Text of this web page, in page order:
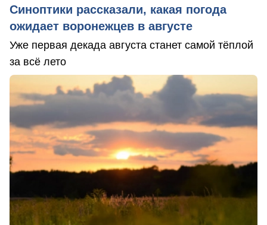
Синоптики рассказали, какая погода
ожидает воронежцев в августе
Уже первая декада августа станет самой тёплой
за всё лето